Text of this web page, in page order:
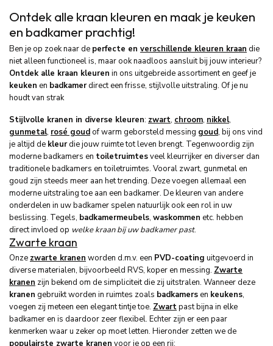
Ontdek alle kraan kleuren en maak je keuken
en badkamer prachtig!
Ben je op zoek naar de perfecte en verschillende kleuren kraan die
niet alleen functioneel is, maar ook naadloos aansluit bij jouw interieur?
Ontdek alle kraan kleuren in ons uitgebreide assortiment en geef je
keuken en badkamerdirect een frisse, stijlvolle uitstraling. Of je nu
houdt van strak
Stijlvolle kranen in diverse kleuren: zwart, chroom, nikkel,
gunmetal, rosé goudof warm geborsteld messing goud, bij ons vind
je altijd de kleurdie jouw ruimte tot leven brengt. Tegenwoordig zijn
moderne badkamers en toiletruimtesveel kleurrijker en diverser dan
traditionele badkamers en toiletruimtes. Vooral zwart, gunmetal en
goud zijn steeds meer aan het trending. Deze voegen allemaal een
moderne uitstraling toe aan een badkamer. De kleuren van andere
onderdelen in uw badkamer spelen natuurlijk ook een rol in uw
beslissing. Tegels, badkamermeubels, waskommen etc. hebben
direct invloed op welke kraan bij uw badkamer past.
Zwarte kraan
Onze zwarte kranen worden d.m.v. een PVD-coating uitgevoerd in
diverse materialen, bijvoorbeeld RVS, koper en messing. Zwarte
kranen zijn bekend om de simpliciteit die zij uitstralen. Wanneer deze
kranen gebruikt worden in ruimtes zoals badkamersen keukens,
voegen zij meteen een elegant tintje toe. Zwartpast bijna in elke
badkamer en is daardoor zeer flexibel. Echter zijn er een paar
kenmerken waar u zeker op moet letten. Hieronder zetten we de
populairste zwarte kranen voor je op een rij: